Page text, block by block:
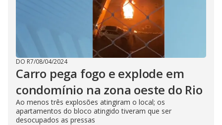
DO R7/08/04/2024
Carro pega fogo e explode em
condomínio na zona oeste do Rio
Ao menos três explosões atingiram o local; os
apartamentos do bloco atingido tiveram que ser
desocupados as pressas